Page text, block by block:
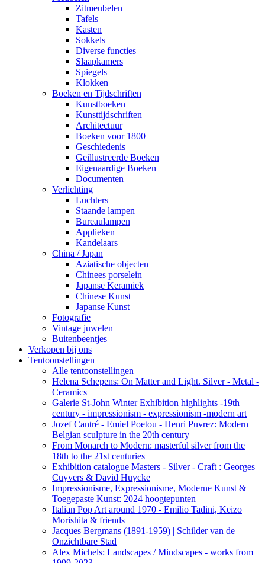
Zitmeubelen
Tafels
Kasten
Sokkels
Diverse functies
Slaapkamers
Spiegels
Klokken
Boeken en Tijdschriften
Kunstboeken
Kunsttijdschriften
Architectuur
Boeken voor 1800
Geschiedenis
Geillustreerde Boeken
Eigenaardige Boeken
Documenten
Verlichting
Luchters
Staande lampen
Bureaulampen
Applieken
Kandelaars
China / Japan
Aziatische objecten
Chinees porselein
Japanse Keramiek
Chinese Kunst
Japanse Kunst
Fotografie
Vintage juwelen
Buitenbeentjes
Verkopen bij ons
Tentoonstellingen
Alle tentoonstellingen
Helena Schepens: On Matter and Light. Silver - Metal -
Ceramics
Galerie St-John Winter Exhibition highlights -19th
century - impressionism - expressionism -modern art
Jozef Cantré - Emiel Poetou - Henri Puvrez: Modern
Belgian sculpture in the 20th century
From Monarch to Modern: masterful silver from the
18th to the 21st centuries
Exhibition catalogue Masters - Silver - Craft : Georges
Cuyvers & David Huycke
Impressionisme, Expressionisme, Moderne Kunst &
Toegepaste Kunst: 2024 hoogtepunten
Italian Pop Art around 1970 - Emilio Tadini, Keizo
Morishita & friends
Jacques Bergmans (1891-1959) | Schilder van de
Onzichtbare Stad
Alex Michels: Landscapes / Mindscapes - works from